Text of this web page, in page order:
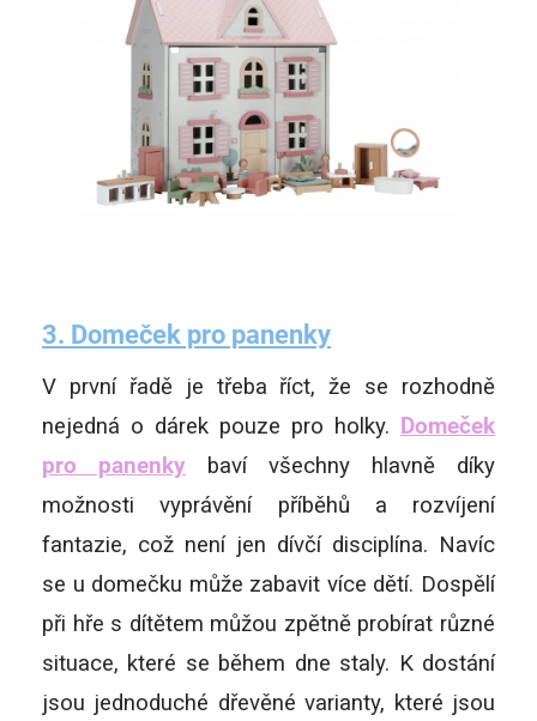
3. Domeček pro panenky
V první řadě je třeba říct, že se rozhodně
nejedná o dárek pouze pro holky.
Domeček
pro panenky baví všechny hlavně díky
možnosti vyprávění příběhů a rozvíjení
fantazie, což není jen dívčí disciplína. Navíc
se u domečku může zabavit více dětí. Dospělí
při hře s dítětem můžou zpětně probírat různé
situace, které se během dne staly. K dostání
jsou jednoduché dřevěné varianty, které jsou